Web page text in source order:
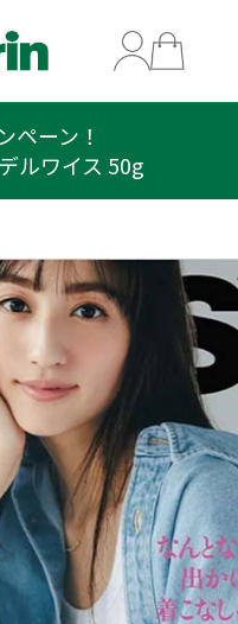
ペーン！
ルワイス 50g